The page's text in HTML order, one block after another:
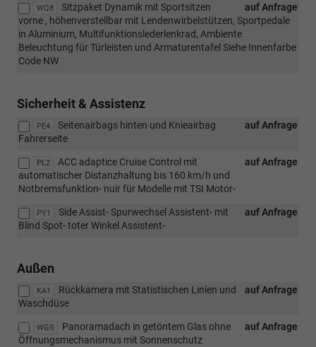
WQ8 auf Anfrage
Sitzpaket Dynamik mit Sportsitzen
vorne , höhenverstellbar mit Lendenwirbelstützen, Sportpedale
in Aluminium, Multifunktionslederlenkrad, Ambiente
Beleuchtung für Türleisten und Armaturentafel Siehe Innenfarbe
Code NW
Sicherheit & Assistenz
PE4 auf Anfrage
Seitenairbags hinten und Knieairbag
Fahrerseite
PL2 auf Anfrage
ACC adaptice Cruise Control mit
automatischer Distanzhaltung bis 160 km/h und
Notbremsfunktion- nuir für Modelle mit TSI Motor-
PY1 auf Anfrage
Side Assist- Spurwechsel Assistent- mit
Blind Spot- toter Winkel Assistent-
Außen
KA1 auf Anfrage
Rückkamera mit Statistischen Linien und
Waschdüse
WGS auf Anfrage
Panoramadach in getöntem Glas ohne
Öffnungsmechanismus mit Sonnenschutz